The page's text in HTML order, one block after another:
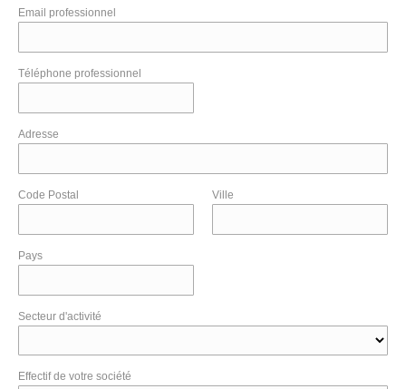
Email professionnel
Téléphone professionnel
Adresse
Code Postal Ville
Pays
Secteur d'activité
Effectif de votre société